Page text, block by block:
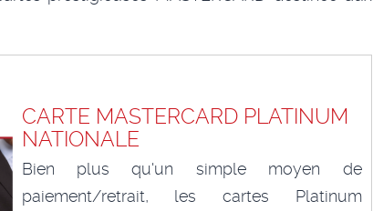
CARTE MASTERCARD PLATINUM
NATIONALE
Bien plus qu'un simple moyen de
paiement/retrait, les cartes Platinum